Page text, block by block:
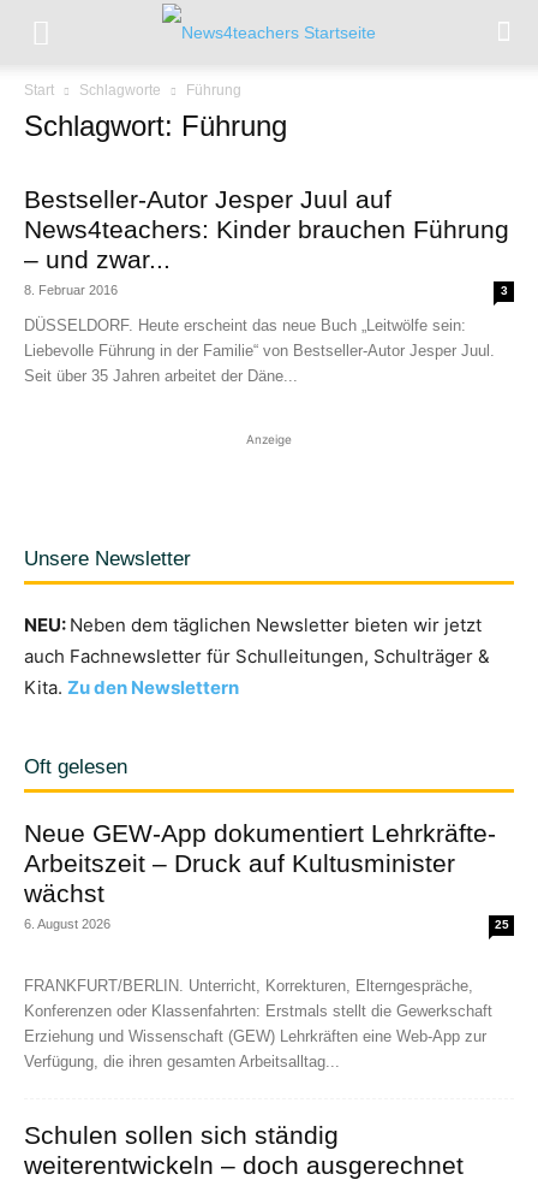
Start Schlagworte Führung
Schlagwort: Führung
Bestseller-Autor Jesper Juul auf
News4teachers: Kinder brauchen Führung
– und zwar...
8. Februar 2016 3
DÜSSELDORF. Heute erscheint das neue Buch „Leitwölfe sein:
Liebevolle Führung in der Familie“ von Bestseller-Autor Jesper Juul.
Seit über 35 Jahren arbeitet der Däne...
Anzeige
Unsere Newsletter
NEU: Neben dem täglichen Newsletter bieten wir jetzt
auch Fachnewsletter für Schulleitungen, Schulträger &
Kita. Zu den Newslettern
Oft gelesen
Neue GEW-App dokumentiert Lehrkräfte-
Arbeitszeit – Druck auf Kultusminister
wächst
6. August 2026 25
FRANKFURT/BERLIN. Unterricht, Korrekturen, Elterngespräche,
Konferenzen oder Klassenfahrten: Erstmals stellt die Gewerkschaft
Erziehung und Wissenschaft (GEW) Lehrkräften eine Web-App zur
Verfügung, die ihren gesamten Arbeitsalltag...
Schulen sollen sich ständig
weiterentwickeln – doch ausgerechnet